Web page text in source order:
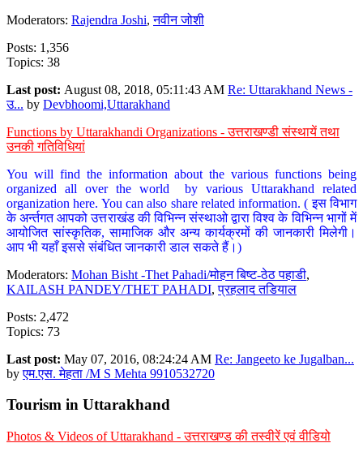
Moderators: Rajendra Joshi,नवीन जोशी
Posts: 1,356
Topics: 38
Last post: August 08, 2018, 05:11:43 AM Re: Uttarakhand News -
उ... by Devbhoomi,Uttarakhand
Functions by Uttarakhandi Organizations - उत्तराखण्डी संस्थायें तथा
उनकी गतिविधियां
You will find the information about the various functions being
organized all over the world by various Uttarakhand related
organization here. You can also share related information. ( इस विभाग
के अर्न्तगत आपको उत्तराखंड की विभिन्न संस्थाओ द्वारा विश्व के विभिन्न भागों में
आयोजित सांस्कृतिक, सामाजिक और अन्य कार्यक्रमों की जानकारी मिलेगी।
आप भी यहाँ इससे संबंधित जानकारी डाल सकते हैं।)
Moderators: Mohan Bisht -Thet Pahadi/मोहन बिष्ट-ठेठ पहाडी,
KAILASH PANDEY/THET PAHADI,प्रहलाद तडियाल
Posts: 2,472
Topics: 73
Last post: May 07, 2016, 08:24:24 AM Re: Jangeeto ke Jugalban...
byएम.एस. मेहता /M S Mehta 9910532720
Tourism in Uttarakhand
Photos & Videos of Uttarakhand - उत्तराखण्ड की तस्वीरें एवं वीडियो